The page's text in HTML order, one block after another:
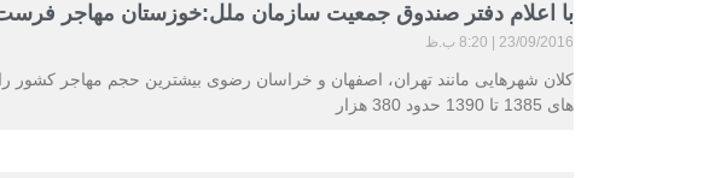
با اعلام دفتر صندوق جمعیت سازمان ملل:خوزستان مهاجر
23/09/2016 8:20 ب.ظ
کلان شهرهایی مانند تهران، اصفهان و خراسان رضوی بیشترین حجم مهاجر کشور
های 1385 تا 1390 حدود 380 هزار